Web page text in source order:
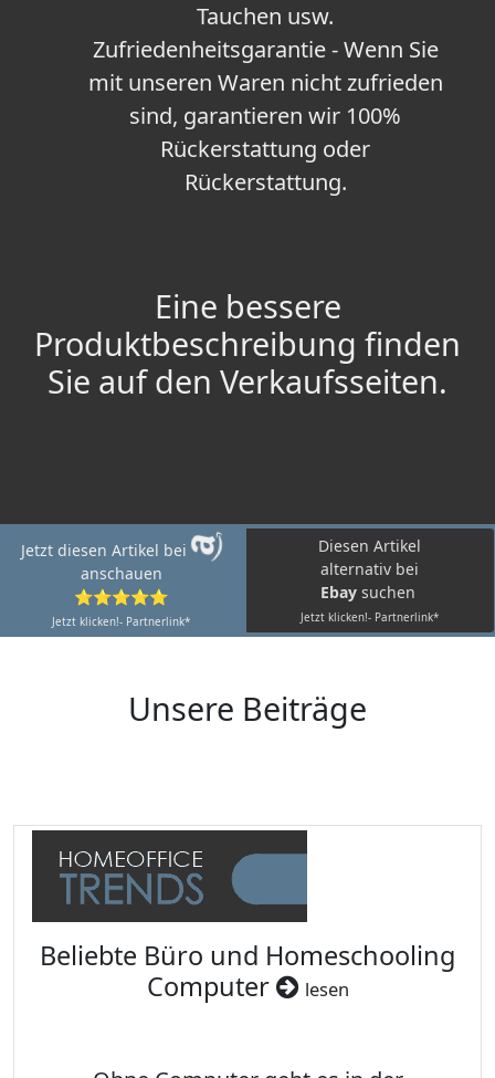
Tauchen usw.
Zufriedenheitsgarantie - Wenn Sie
mit unseren Waren nicht zufrieden
sind, garantieren wir 100%
Rückerstattung oder
Rückerstattung.
Eine bessere
Produktbeschreibung finden
Sie auf den Verkaufsseiten.
Jetzt diesen Artikel bei
anschauen
⭐⭐⭐⭐⭐
Jetzt klicken!- Partnerlink*
Diesen Artikel
alternativ bei
Ebay suchen
Jetzt klicken!- Partnerlink*
Unsere Beiträge
Beliebte Büro und Homeschooling
Computer
lesen